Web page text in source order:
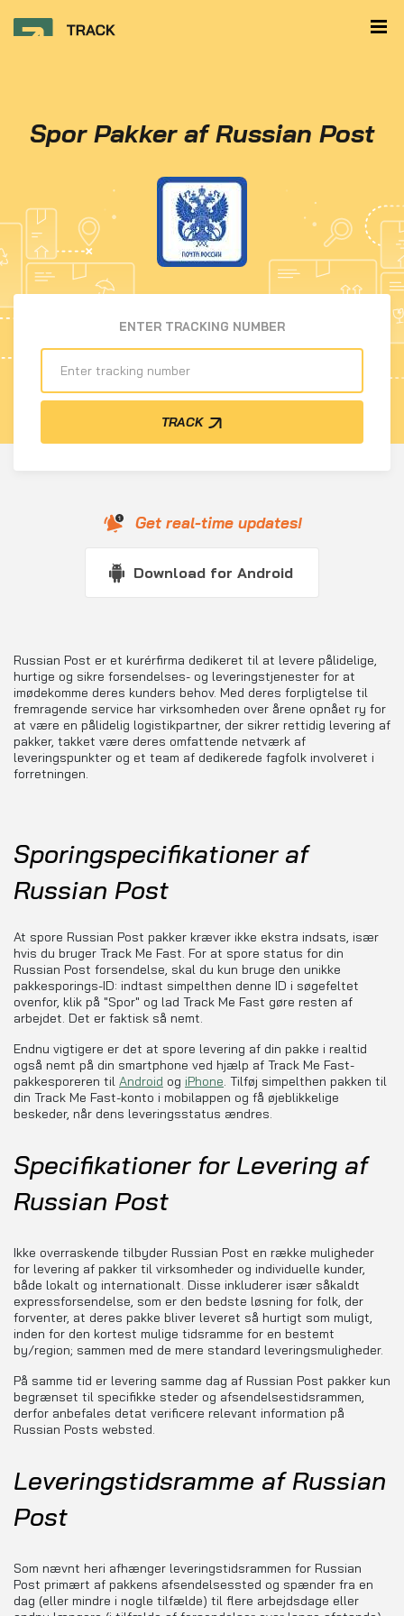
Spor Pakker af Russian Post
ENTER TRACKING NUMBER
TRACK
Get real-time updates!
Download for Android
Russian Post er et kurérfirma dedikeret til at levere pålidelige,
hurtige og sikre forsendelses- og leveringstjenester for at
imødekomme deres kunders behov. Med deres forpligtelse til
fremragende service har virksomheden over årene opnået ry for
at være en pålidelig logistikpartner, der sikrer rettidig levering af
pakker, takket være deres omfattende netværk af
leveringspunkter og et team af dedikerede fagfolk involveret i
forretningen.
Sporingspecifikationer af
Russian Post
At spore Russian Post pakker kræver ikke ekstra indsats, især
hvis du bruger Track Me Fast. For at spore status for din
Russian Post forsendelse, skal du kun bruge den unikke
pakkesporings-ID: indtast simpelthen denne ID i søgefeltet
ovenfor, klik på "Spor" og lad Track Me Fast gøre resten af
arbejdet. Det er faktisk så nemt.
Endnu vigtigere er det at spore levering af din pakke i realtid
også nemt på din smartphone ved hjælp af Track Me Fast-
pakkesporeren til Android og iPhone. Tilføj simpelthen pakken til
din Track Me Fast-konto i mobilappen og få øjeblikkelige
beskeder, når dens leveringsstatus ændres.
Specifikationer for Levering af
Russian Post
Ikke overraskende tilbyder Russian Post en række muligheder
for levering af pakker til virksomheder og individuelle kunder,
både lokalt og internationalt. Disse inkluderer især såkaldt
expressforsendelse, som er den bedste løsning for folk, der
forventer, at deres pakke bliver leveret så hurtigt som muligt,
inden for den kortest mulige tidsramme for en bestemt
by/region; sammen med de mere standard leveringsmuligheder.
På samme tid er levering samme dag af Russian Post pakker kun
begrænset til specifikke steder og afsendelsestidsrammen,
derfor anbefales detat verificere relevant information på
Russian Posts websted.
Leveringstidsramme af Russian
Post
Som nævnt heri afhænger leveringstidsrammen for Russian
Post primært af pakkens afsendelsessted og spænder fra en
dag (eller mindre i nogle tilfælde) til flere arbejdsdage eller